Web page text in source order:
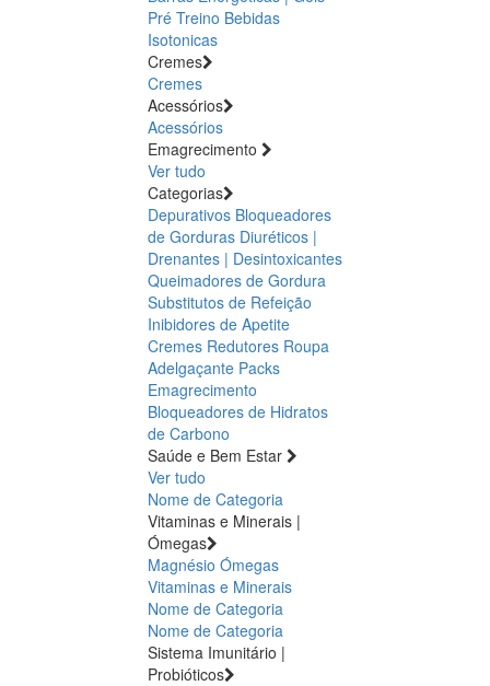
Pré Treino Bebidas
Isotonicas
Cremes
Cremes
Acessórios
Acessórios
Emagrecimento
Ver tudo
Categorias
Depurativos Bloqueadores
de Gorduras Diuréticos |
Drenantes | Desintoxicantes
Queimadores de Gordura
Substitutos de Refeição
Inibidores de Apetite
Cremes Redutores Roupa
Adelgaçante Packs
Emagrecimento
Bloqueadores de Hidratos
de Carbono
Saúde e Bem Estar
Ver tudo
Nome de Categoria
Vitaminas e Minerais |
Ómegas
Magnésio Ómegas
Vitaminas e Minerais
Nome de Categoria
Nome de Categoria
Sistema Imunitário |
Probióticos